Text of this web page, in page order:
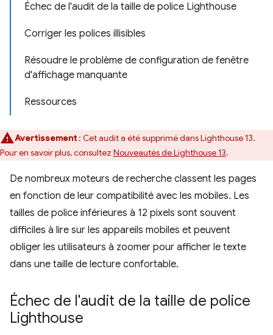
Échec de l'audit de la taille de police Lighthouse
Corriger les polices illisibles
Résoudre le problème de configuration de fenêtre
d'affichage manquante
Ressources
Avertissement: Cet audit a été supprimé dans Lighthouse 13.
Pour en savoir plus, consultez Nouveautés de Lighthouse 13.
De nombreux moteurs de recherche classent les pages
en fonction de leur compatibilité avec les mobiles. Les
tailles de police inférieures à 12 pixels sont souvent
difficiles à lire sur les appareils mobiles et peuvent
obliger les utilisateurs à zoomer pour afficher le texte
dans une taille de lecture confortable.
Échec de l'audit de la taille de police
Lighthouse